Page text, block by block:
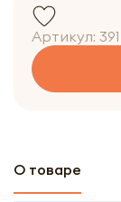
Артикул:
О товаре